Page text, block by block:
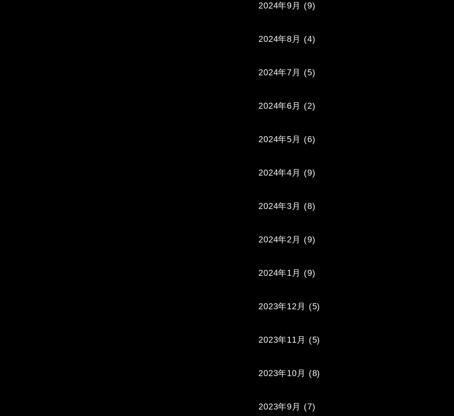
2024年9月 (9)
2024年8月 (4)
2024年7月 (5)
2024年6月 (2)
2024年5月 (6)
2024年4月 (9)
2024年3月 (8)
2024年2月 (9)
2024年1月 (9)
2023年12月 (5)
2023年11月 (5)
2023年10月 (8)
2023年9月 (7)